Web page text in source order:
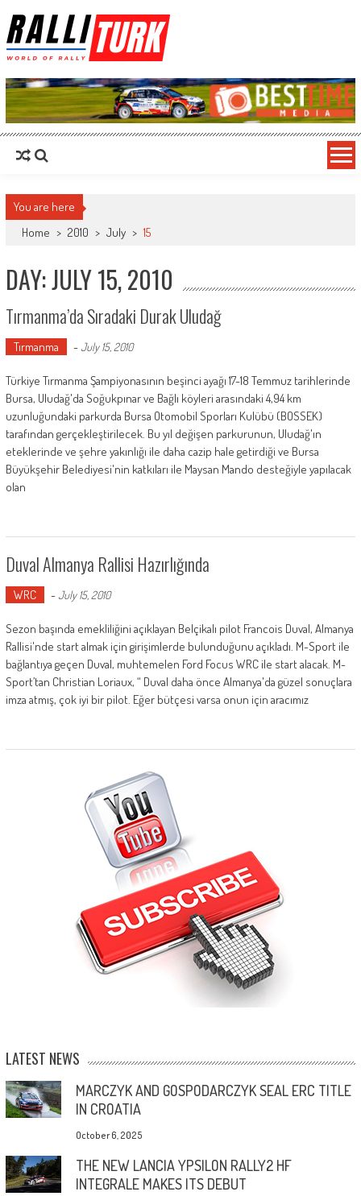
RalliTurk
You are here
Home > 2010 > July > 15
DAY: JULY 15, 2010
Tırmanma’da Sıradaki Durak Uludağ
Tırmanma -July 15, 2010
Türkiye Tırmanma Şampiyonasının beşinci ayağı 17-18 Temmuz tarihlerinde
Bursa, Uludağ'da Soğukpınar ve Bağlı köyleri arasındaki 4,94 km
uzunluğundaki parkurda Bursa Otomobil Sporları Kulübü (BOSSEK)
tarafından gerçekleştirilecek. Bu yıl değişen parkurunun, Uludağ'ın
eteklerinde ve şehre yakınlığı ile daha cazip hale getirdiği ve Bursa
Büyükşehir Belediyesi'nin katkıları ile Maysan Mando desteğiyle yapılacak
olan
Duval Almanya Rallisi Hazırlığında
WRC -July 15, 2010
Sezon başında emekliliğini açıklayan Belçikalı pilot Francois Duval, Almanya
Rallisi'nde start almak için girişimlerde bulunduğunu açıkladı. M-Sport ile
bağlantıya geçen Duval, muhtemelen Ford Focus WRC ile start alacak. M-
Sport’tan Christian Loriaux, “ Duval daha önce Almanya'da güzel sonuçlara
imza atmış, çok iyi bir pilot. Eğer bütçesi varsa onun için aracımız
LATEST NEWS
MARCZYK AND GOSPODARCZYK SEAL ERC TITLE
IN CROATIA
October 6, 2025
THE NEW LANCIA YPSILON RALLY2 HF
INTEGRALE MAKES ITS DEBUT